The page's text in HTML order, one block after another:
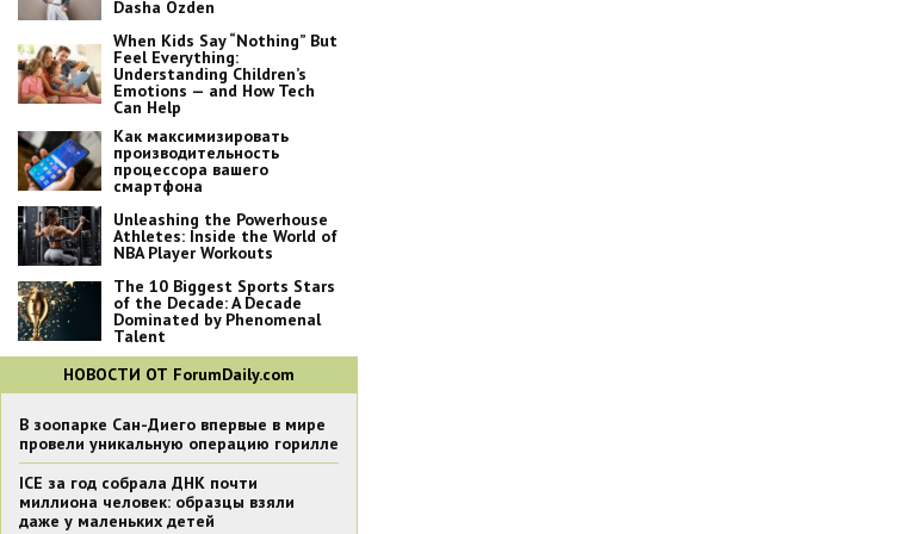
Dasha Ozden
When Kids Say “Nothing” But
Feel Everything:
Understanding Children’s
Emotions — and How Tech
Can Help
Как максимизировать
производительность
процессора вашего
смартфона
Unleashing the Powerhouse
Athletes: Inside the World of
NBA Player Workouts
The 10 Biggest Sports Stars
of the Decade: A Decade
Dominated by Phenomenal
Talent
НОВОСТИ ОТ ForumDaily.com
В зоопарке Сан-Диего впервые в мире
провели уникальную операцию горилле
ICE за год собрала ДНК почти
миллиона человек: образцы взяли
даже у маленьких детей